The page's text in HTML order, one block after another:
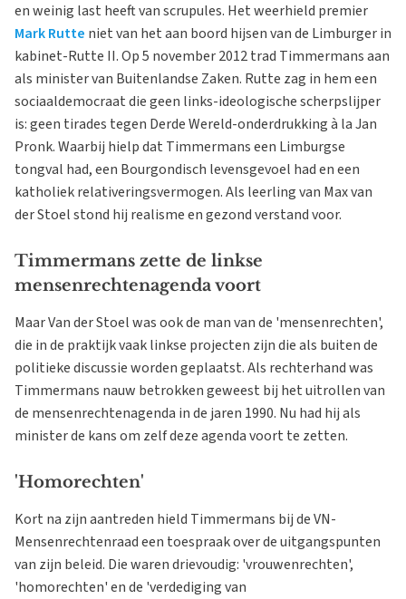
en weinig last heeft van scrupules. Het weerhield premier
Mark Rutte niet van het aan boord hijsen van de Limburger in
kabinet-Rutte II. Op 5 november 2012 trad Timmermans aan
als minister van Buitenlandse Zaken. Rutte zag in hem een
sociaaldemocraat die geen links-ideologische scherpslijper
is: geen tirades tegen Derde Wereld-onderdrukking à la Jan
Pronk. Waarbij hielp dat Timmermans een Limburgse
tongval had, een Bourgondisch levensgevoel had en een
katholiek relativeringsvermogen. Als leerling van Max van
der Stoel stond hij realisme en gezond verstand voor.
Timmermans zette de linkse
mensenrechtenagenda voort
Maar Van der Stoel was ook de man van de 'mensenrechten',
die in de praktijk vaak linkse projecten zijn die als buiten de
politieke discussie worden geplaatst. Als rechterhand was
Timmermans nauw betrokken geweest bij het uitrollen van
de mensenrechtenagenda in de jaren 1990. Nu had hij als
minister de kans om zelf deze agenda voort te zetten.
'Homorechten'
Kort na zijn aantreden hield Timmermans bij de VN-
Mensenrechtenraad een toespraak over de uitgangspunten
van zijn beleid. Die waren drievoudig: 'vrouwenrechten',
'homorechten' en de 'verdediging van